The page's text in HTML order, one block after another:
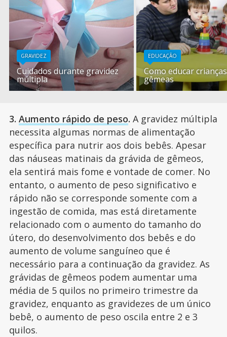
GRAVIDEZ
Cuidados durante gravidez
múltipla
EDUCAÇÃO
Como educar crianças
gêmeas
3. Aumento rápido de peso. A gravidez múltipla
necessita algumas normas de alimentação
específica para nutrir aos dois bebês. Apesar
das náuseas matinais da grávida de gêmeos,
ela sentirá mais fome e vontade de comer. No
entanto, o aumento de peso significativo e
rápido não se corresponde somente com a
ingestão de comida, mas está diretamente
relacionado com o aumento do tamanho do
útero, do desenvolvimento dos bebês e do
aumento de volume sanguíneo que é
necessário para a continuação da gravidez. As
grávidas de gêmeos podem aumentar uma
média de 5 quilos no primeiro trimestre da
gravidez, enquanto as gravidezes de um único
bebê, o aumento de peso oscila entre 2 e 3
quilos.